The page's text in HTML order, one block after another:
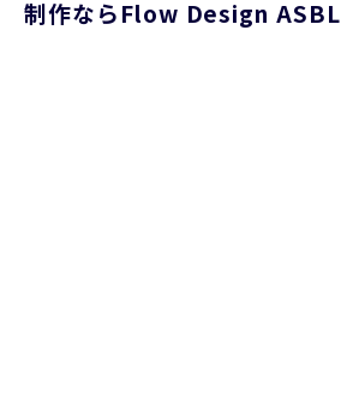
制作ならFlow Design ASBL